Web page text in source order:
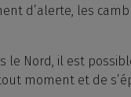
d’alerte, les
le Nord, il est
moment et de